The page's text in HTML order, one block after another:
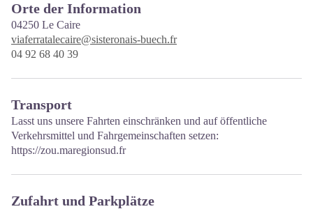
Orte der Information
04250 Le Caire
viaferratalecaire@sisteronais-buech.fr
04 92 68 40 39
Transport
Lasst uns unsere Fahrten einschränken und auf öffentliche
Verkehrsmittel und Fahrgemeinschaften setzen:
https://zou.maregionsud.fr
Zufahrt und Parkplätze